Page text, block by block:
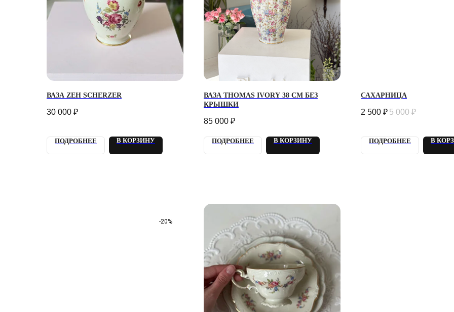
ВАЗА ZEH SCHERZER
30 000 ₽
ПОДРОБНЕЕ В КОРЗИНУ
ВАЗА THOMAS IVORY 38 СМ БЕЗ
КРЫШКИ
85 000 ₽
ПОДРОБНЕЕ В КОРЗИНУ
САХАРНИЦА
2 500 ₽5 000 ₽
ПОДРОБНЕЕ В
-20%